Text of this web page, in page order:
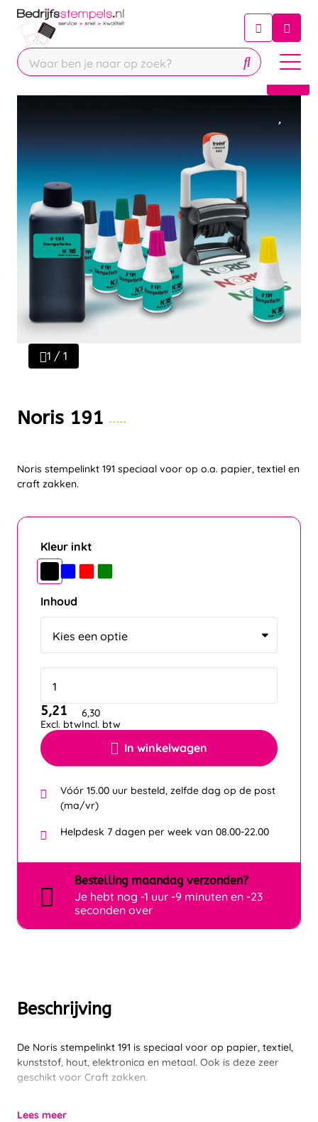
Chatbot
Chat 24/7 met onze chatbot voor
Contact
Beschrijving
De Noris stempelinkt 191 is speciaal voor op papier, textiel,
kunststof, hout, elektronica en metaal. Ook is deze zeer
geschikt voor Craft zakken.
Lees meer
1 / 1
Noris 191
Noris stempelinkt 191 speciaal voor op o.a. papier, textiel en
craft zakken.
Kleur inkt
Inhoud
In winkelwagen
5,21
Excl. btw
6,30
Incl. btw
Vóór 15.00 uur besteld, zelfde dag op de post
(ma/vr)
Helpdesk 7 dagen per week van 08.00-22.00
Bestelling maandag verzonden?
Je hebt nog -1 uur -9 minuten en -23
seconden over